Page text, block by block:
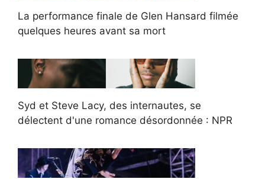
La performance finale de Glen Hansard filmée
quelques heures avant sa mort
Syd et Steve Lacy, des internautes, se
délectent d'une romance désordonnée : NPR